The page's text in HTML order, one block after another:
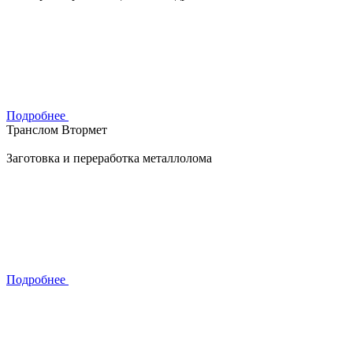
Подробнее
Транслом Втормет
Заготовка и переработка металлолома
Подробнее